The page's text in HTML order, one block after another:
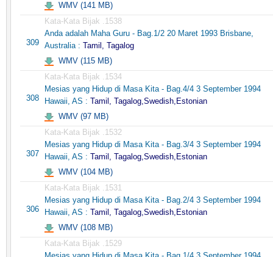
WMV (141 MB)
309
Kata-Kata Bijak .1538
Anda adalah Maha Guru - Bag.1/2 20 Maret 1993 Brisbane,
Australia : Tamil, Tagalog
WMV (115 MB)
308
Kata-Kata Bijak .1534
Mesias yang Hidup di Masa Kita - Bag.4/4 3 September 1994
Hawaii, AS : Tamil, Tagalog,Swedish,Estonian
WMV (97 MB)
307
Kata-Kata Bijak .1532
Mesias yang Hidup di Masa Kita - Bag.3/4 3 September 1994
Hawaii, AS : Tamil, Tagalog,Swedish,Estonian
WMV (104 MB)
306
Kata-Kata Bijak .1531
Mesias yang Hidup di Masa Kita - Bag.2/4 3 September 1994
Hawaii, AS : Tamil, Tagalog,Swedish,Estonian
WMV (108 MB)
Kata-Kata Bijak .1529